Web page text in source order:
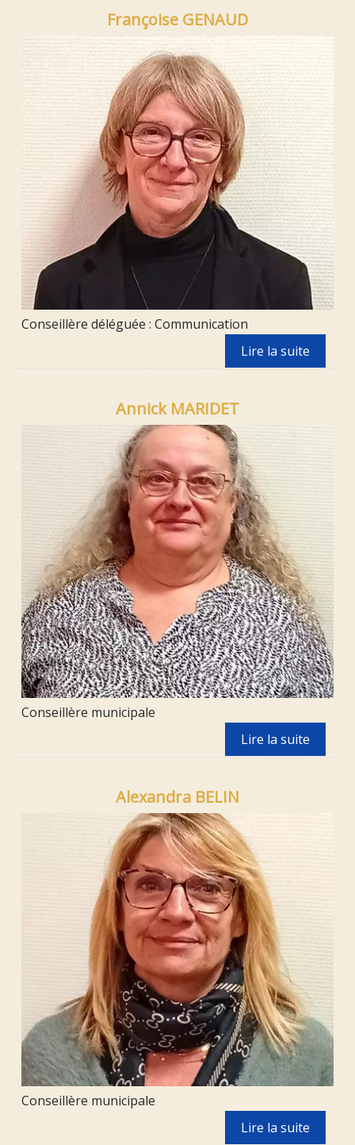
Françoise GENAUD
Conseillère déléguée : Communication
Annick MARIDET
Conseillère municipale
Alexandra BELIN
Conseillère municipale